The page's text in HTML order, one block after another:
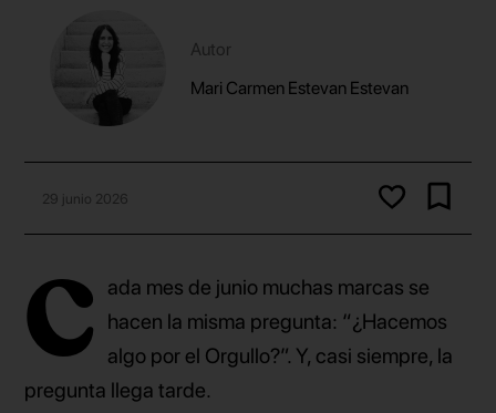
Autor
Mari Carmen Estevan Estevan
29 junio 2026
C
ada mes de junio muchas marcas se
hacen la misma pregunta: “¿Hacemos
algo por el Orgullo?”. Y, casi siempre, la
pregunta llega tarde.